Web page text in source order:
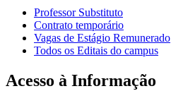
Professor Substituto
Contrato temporário
Vagas de Estágio Remunerado
Todos os Editais do campus
Acesso à Informação